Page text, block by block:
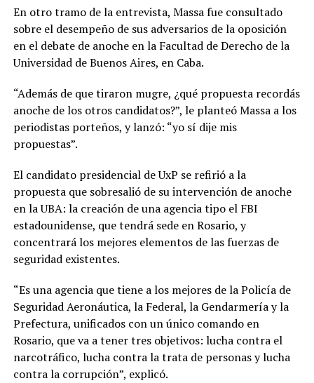
En otro tramo de la entrevista, Massa fue consultado
sobre el desempeño de sus adversarios de la oposición
en el debate de anoche en la Facultad de Derecho de la
Universidad de Buenos Aires, en Caba.
“Además de que tiraron mugre, ¿qué propuesta recordás
anoche de los otros candidatos?”, le planteó Massa a los
periodistas porteños, y lanzó: “yo sí dije mis
propuestas”.
El candidato presidencial de UxP se refirió a la
propuesta que sobresalió de su intervención de anoche
en la UBA: la creación de una agencia tipo el FBI
estadounidense, que tendrá sede en Rosario, y
concentrará los mejores elementos de las fuerzas de
seguridad existentes.
“Es una agencia que tiene a los mejores de la Policía de
Seguridad Aeronáutica, la Federal, la Gendarmería y la
Prefectura, unificados con un único comando en
Rosario, que va a tener tres objetivos: lucha contra el
narcotráfico, lucha contra la trata de personas y lucha
contra la corrupción”, explicó.